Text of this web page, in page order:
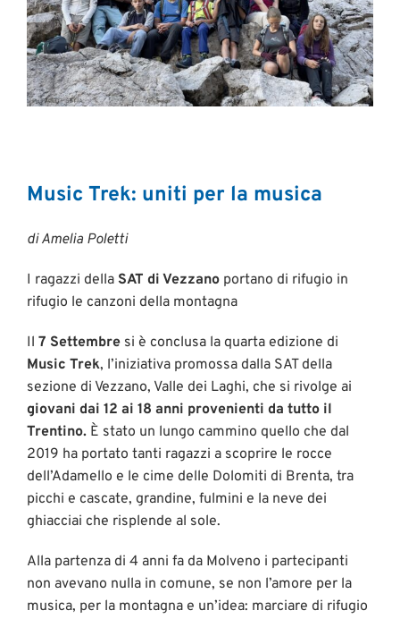
Music Trek: uniti per la musica
di Amelia Poletti
I ragazzi della SAT di Vezzano portano di rifugio in
rifugio le canzoni della montagna
Il 7 Settembre si è conclusa la quarta edizione di
Music Trek, l’iniziativa promossa dalla SAT della
sezione di Vezzano, Valle dei Laghi, che si rivolge ai
giovani dai 12 ai 18 anni provenienti da tutto il
Trentino. È stato un lungo cammino quello che dal
2019 ha portato tanti ragazzi a scoprire le rocce
dell’Adamello e le cime delle Dolomiti di Brenta, tra
picchi e cascate, grandine, fulmini e la neve dei
ghiacciai che risplende al sole.
Alla partenza di 4 anni fa da Molveno i partecipanti
non avevano nulla in comune, se non l’amore per la
musica, per la montagna e un’idea: marciare di rifugio